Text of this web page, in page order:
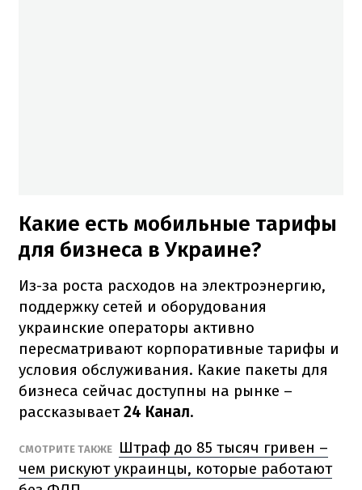
Какие есть мобильные тарифы
для бизнеса в Украине?
Из-за роста расходов на электроэнергию,
поддержку сетей и оборудования
украинские операторы активно
пересматривают корпоративные тарифы и
условия обслуживания. Какие пакеты для
бизнеса сейчас доступны на рынке –
рассказывает24 Канал.
СМОТРИТЕ ТАКЖЕ
Штраф до 85 тысяч гривен –
чем рискуют украинцы, которые работают